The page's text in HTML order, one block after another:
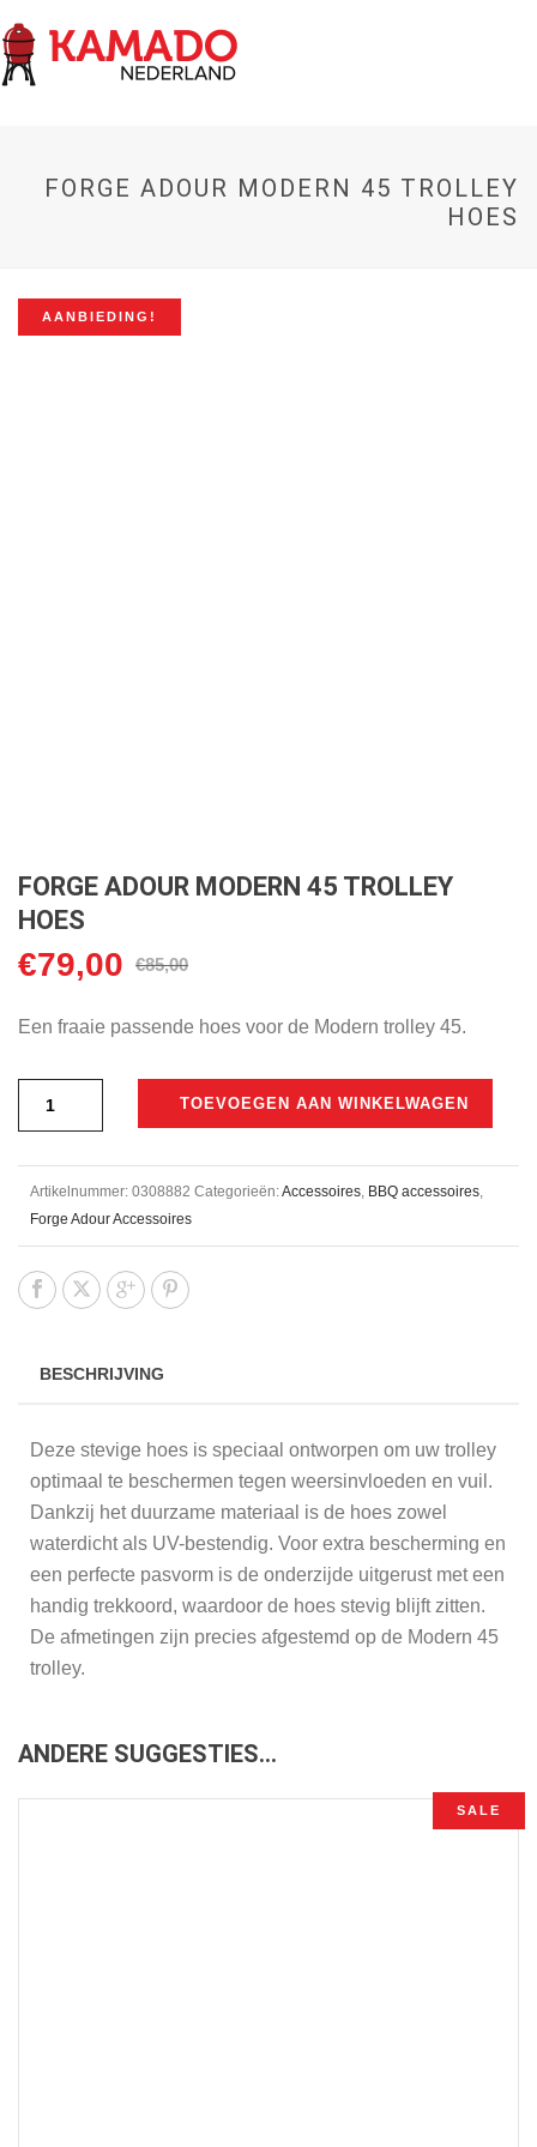
FORGE ADOUR MODERN 45 TROLLEY
HOES
AANBIEDING!
FORGE ADOUR MODERN 45 TROLLEY
HOES
€85,00
Oorspronkelijke
was:
€79,00 Huidige
is:
Een fraaie passende hoes voor de Modern trolley 45.
TOEVOEGEN AAN WINKELWAGEN
Artikelnummer: 0308882 Categorieën:Accessoires, BBQ accessoires,
Forge Adour Accessoires
BESCHRIJVING
Deze stevige hoes is speciaal ontworpen om uw trolley
optimaal te beschermen tegen weersinvloeden en vuil.
Dankzij het duurzame materiaal is de hoes zowel
waterdicht als UV-bestendig. Voor extra bescherming en
een perfecte pasvorm is de onderzijde uitgerust met een
handig trekkoord, waardoor de hoes stevig blijft zitten.
De afmetingen zijn precies afgestemd op de Modern 45
trolley.
ANDERE SUGGESTIES…
SALE